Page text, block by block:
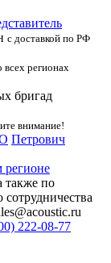
с доставкой по РФ
всех регионах
бригад
внимание!
Петрович
регионе
также по
222-08-77